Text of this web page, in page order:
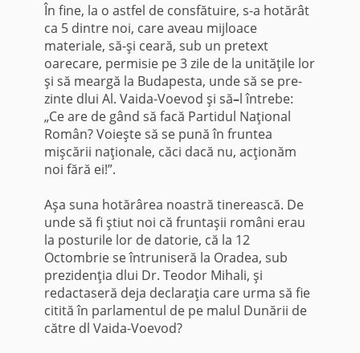
În fine, la o astfel de consfătuire, s-a hotărât
ca 5 dintre noi, care aveau mijloace
materiale, să-şi ceară, sub un pretext
oarecare, permisie pe 3 zile de la unităţile lor
şi să meargă la Budapesta, unde să se pre­
zinte dlui Al. Vaida-Voevod şi să–l întrebe:
„Ce are de gând să facă Partidul Naţional
Român? Voieşte să se pună în fruntea
mişcării naţionale, căci dacă nu, acţionăm
noi fără ei!”.
Aşa suna hotărârea noastră tinerească. De
unde să fi ştiut noi că fruntaşii români erau
la posturile lor de datorie, că la 12
Octombrie se întruniseră la Oradea, sub
prezidenţia dlui Dr. Teodor Mihali, şi
redacta­seră deja declaraţia care urma să fie
citită în parlamentul de pe malul Dunării de
către dl Vaida-Voevod?